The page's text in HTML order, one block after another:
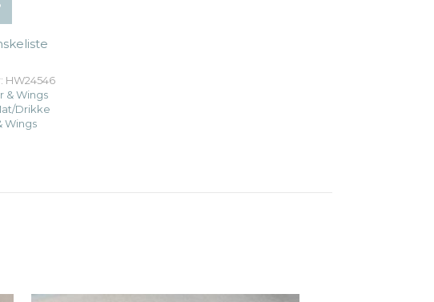
HW24546
& Wings
Drikke
Wings